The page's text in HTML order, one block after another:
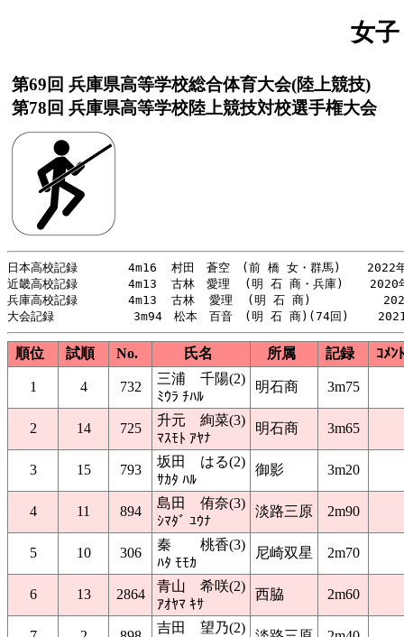
女
第69回 兵庫県高等学校総合体育大会(陸上競技)
第78回 兵庫県高等学校陸上競技対校選手権大会
日本高校記録       4m16  村田　蒼空　(前 橋 女・群馬)　  2022
近畿高校記録       4m13  古林　愛理  (明 石 商・兵庫)　  2020
兵庫高校記録       4m13  古林  愛理  (明 石 商)
順位 試順 No. 氏名 所属 記録 ｺﾒﾝﾄ
1 4 732
三浦 千陽(2)
ﾐｳﾗ ﾁﾊﾙ
明石商 3m75
2 14 725
升元 絢菜(3)
ﾏｽﾓﾄ ｱﾔﾅ
明石商 3m65
3 15 793
坂田 はる(2)
ｻｶﾀ ﾊﾙ
御影 3m20
4 11 894
島田 侑奈(3)
ｼﾏﾀﾞ ﾕｳﾅ
淡路三原 2m90
5 10 306
秦 桃香(3)
ﾊﾀ ﾓﾓｶ
尼崎双星 2m70
6 13 2864
青山 希咲(2)
ｱｵﾔﾏ ｷｻ
西脇 2m60
吉田 望乃(2)